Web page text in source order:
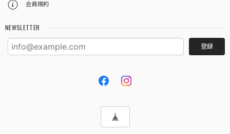
会員規約
NEWSLETTER
登録